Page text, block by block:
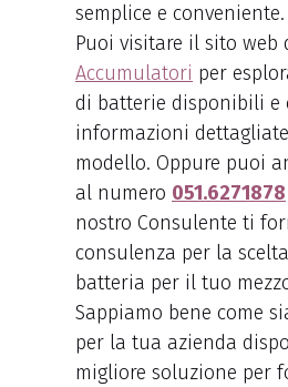
semplice e conveniente.
Puoi visitare il sito web
Accumulatori per
di batterie disponibili e
informazioni
modello. Oppure puoi
al numero 051.6271878
nostro Consulente ti
consulenza per la
batteria per il tuo
Sappiamo bene come
per la tua azienda
migliore soluzione per